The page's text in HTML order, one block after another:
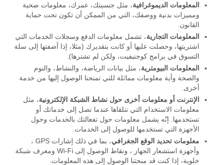
المعلومات الديموغرافية، مثل جنسيتك، عمرك، معلومات صحية
ومميزات بدنية ووصفك، التي من الممكن أن تكون تحت حماية
القانون.
المعلومات التجارية، تشمل معلومات الدفع وسجلات الخدمات التي
اشتريتها، وحصلت عليها أو كانت بتقديرك (مثلا، إذا أضفتها إلى سلة
التسوق في برامج كوجنيفيت، ولكن لم تشترها).
المعلومات البيومترية، مثل بيانات الرياضة، والنشاط، والنوم
والصحة وأية معلومات مماثلة للتي تمنحنا الوصول إليها من خدمة
أخرى.
الإنترنت أو معلومات أخرى حول نشاط الشبكة الإلكترونية، مثل
معلومات الاستخدام التي نتلقاها عندما تصل إلى خدماتك أو
تستخدمها. إنّه يشمل معلومات حول تفعالتك بالخدمات وحول
الأجهزة التي تستخدمها للوصول إلى الخدمات.
معلومات تحديد الوقع الجغرافي
، بما في ذلك إشارات GPS ،
وأجهزة استشعار الجهاز ، ونقاط الوصول إلى Wi-Fi ومعرف شبكة
خلوية، إذا كنت قد منحتنا الوصول إلى هذه المعلومات.